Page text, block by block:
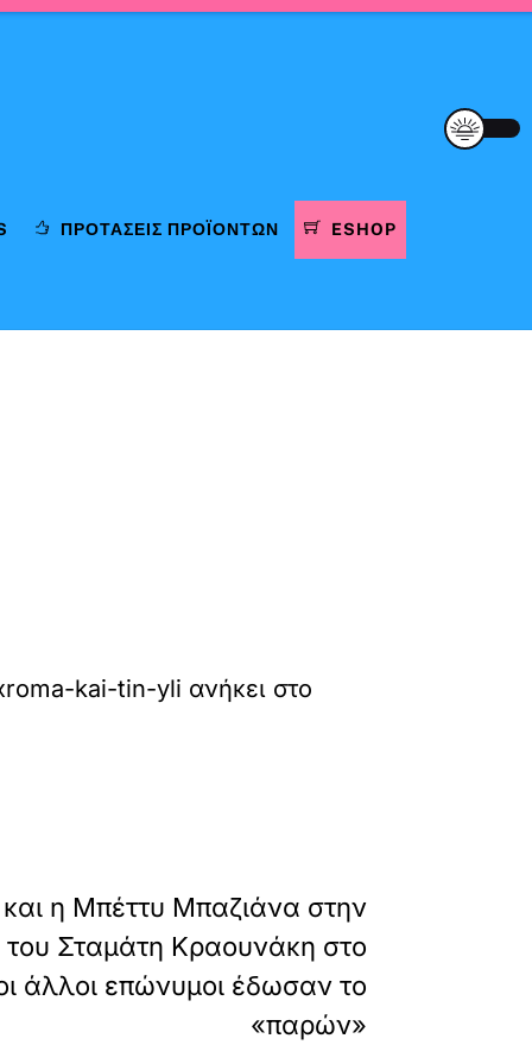
ΠΡΟΤΆΣΕΙΣ ΠΡΟΪΌΝΤΩΝ ESHOP
kai-tin-yli ανήκει στο
η Μπέττυ Μπαζιάνα στην
Σταμάτη Κραουνάκη στο
άλλοι επώνυμοι έδωσαν το
«παρών»